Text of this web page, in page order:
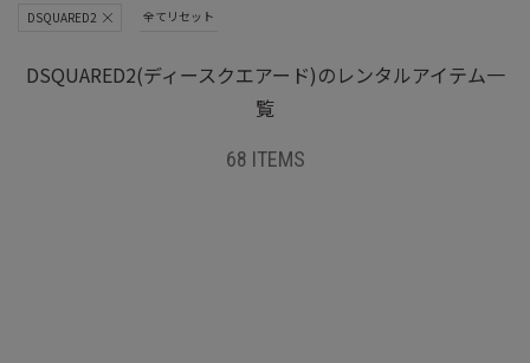
DSQUARED2 全てリセット
DSQUARED2(ディースクエアード)のレンタルアイテム一
覧
68 ITEMS